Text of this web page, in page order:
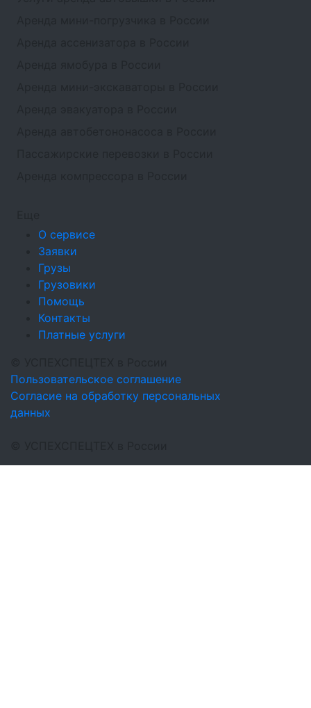
О сервисе
Заявки
Грузы
Грузовики
Помощь
Контакты
Платные услуги
Пользовательское соглашение
Согласие на обработку персональных
данных